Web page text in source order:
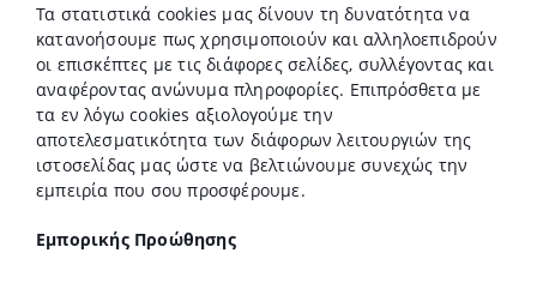
Τα στατιστικά cookies μας δίνουν τη δυνατότητα να
κατανοήσουμε πως χρησιμοποιούν και αλληλοεπιδρούν
οι επισκέπτες με τις διάφορες σελίδες, συλλέγοντας και
αναφέροντας ανώνυμα πληροφορίες. Επιπρόσθετα με
τα εν λόγω cookies αξιολογούμε την
αποτελεσματικότητα των διάφορων λειτουργιών της
ιστοσελίδας μας ώστε να βελτιώνουμε συνεχώς την
εμπειρία που σου προσφέρουμε.
Εμπορικής Προώθησης